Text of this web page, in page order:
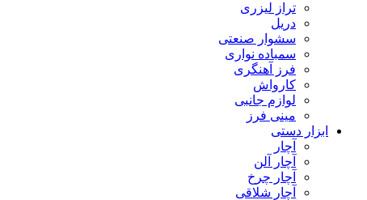
تراز لیزری
دریل
سشوار صنعتی
سمباده نواری
فرز آهنگری
کارواش
لوازم جانبی
مینی فرز
ابزار دستی
آچار
آچار آلن
آچار چرخ
آچار شلاقی